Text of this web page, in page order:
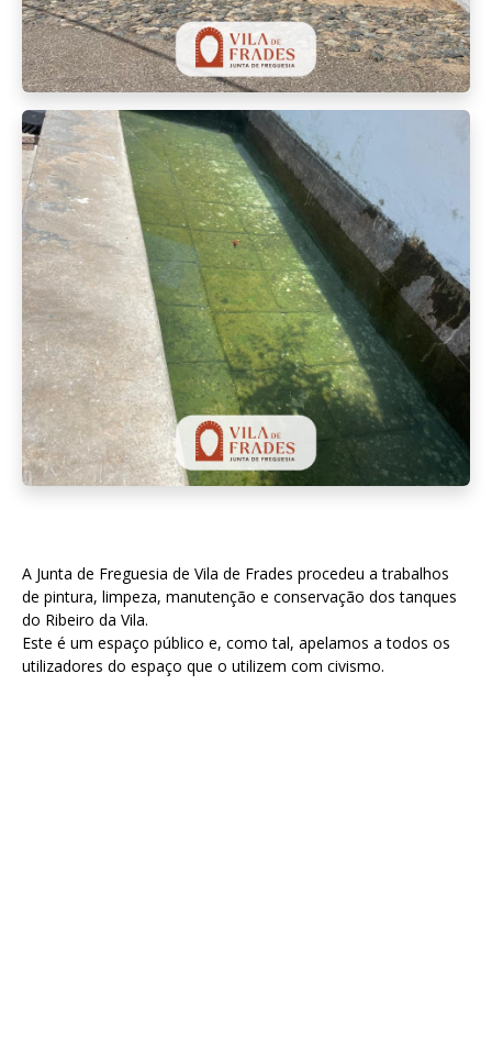
A Junta de Freguesia de Vila de Frades procedeu a trabalhos
de pintura, limpeza, manutenção e conservação dos tanques
do Ribeiro da Vila.
Este é um espaço público e, como tal, apelamos a todos os
utilizadores do espaço que o utilizem com civismo.